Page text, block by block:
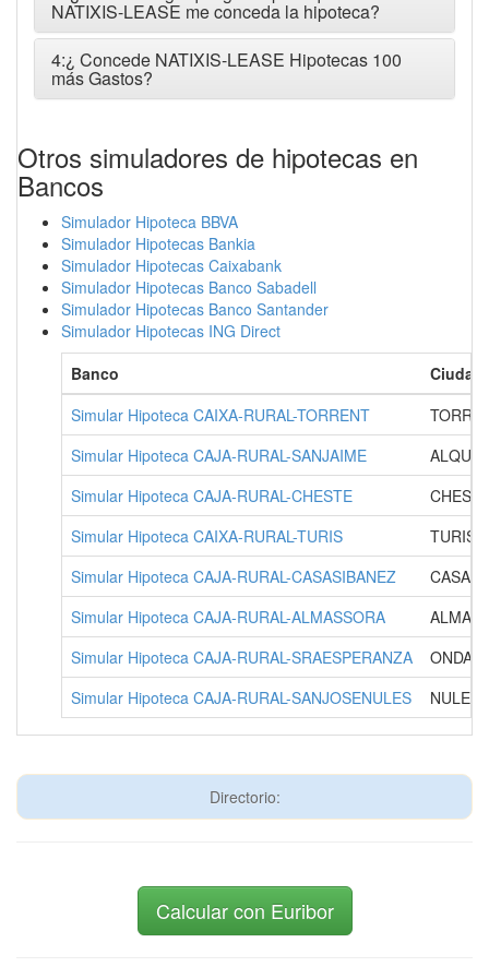
NATIXIS-LEASE me conceda la hipoteca?
4:¿ Concede NATIXIS-LEASE Hipotecas 100
más Gastos?
Otros simuladores de hipotecas en
Bancos
Simulador Hipoteca BBVA
Simulador Hipotecas Bankia
Simulador Hipotecas Caixabank
Simulador Hipotecas Banco Sabadell
Simulador Hipotecas Banco Santander
Simulador Hipotecas ING Direct
Banco
Ciudad
Simular Hipoteca CAIXA-RURAL-TORRENT
Simular Hipoteca CAJA-RURAL-SANJAIME
Simular Hipoteca CAJA-RURAL-CHESTE
Simular Hipoteca CAIXA-RURAL-TURIS
TURIS
Simular Hipoteca CAJA-RURAL-CASASIBANEZ
CASAS
Simular Hipoteca CAJA-RURAL-ALMASSORA
Simular Hipoteca CAJA-RURAL-SRAESPERANZA
ONDA
Simular Hipoteca CAJA-RURAL-SANJOSENULES
NULES
Directorio:
Calcular con Euribor